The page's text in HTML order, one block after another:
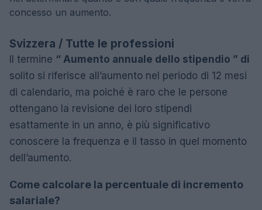
concesso un aumento.
Svizzera / Tutte le professioni
Il termine “ Aumento annuale dello stipendio ” di
solito si riferisce all’aumento nel periodo di 12 mesi
di calendario, ma poiché è raro che le persone
ottengano la revisione dei loro stipendi
esattamente in un anno, è più significativo
conoscere la frequenza e il tasso in quel momento
dell’aumento.
Come calcolare la percentuale di incremento
salariale?